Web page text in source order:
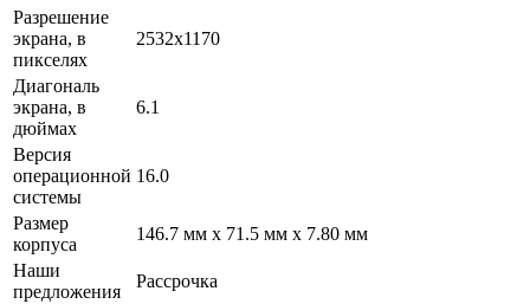
Разрешение
экрана, в
пикселях
2532x1170
Диагональ
экрана, в
дюймах
6.1
Версия
операционной
системы
16.0
Размер
корпуса
146.7 мм x 71.5 мм x 7.80 мм
Наши
предложения
Рассрочка